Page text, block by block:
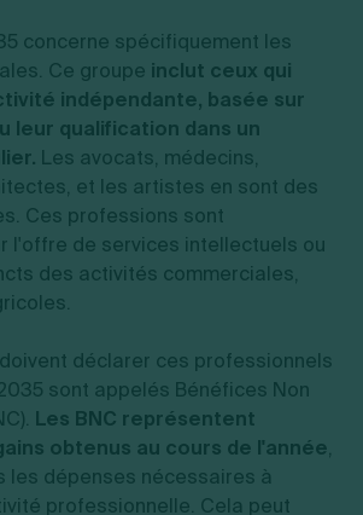
concerne spécifiquement les
Ce groupe inclut ceux qui
indépendante, basée sur
leur qualification dans un
Les avocats, médecins,
et les artistes en sont des
Ces professions sont
l'offre de services intellectuels ou
des activités commerciales,
déclarer ces professionnels
sont appelés Bénéfices Non
Les BNC représentent
obtenus au cours de l'année,
les dépenses nécessaires à
professionnelle. Cela peut